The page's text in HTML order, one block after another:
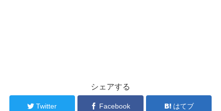
シェアする
Twitter Facebook はてブ